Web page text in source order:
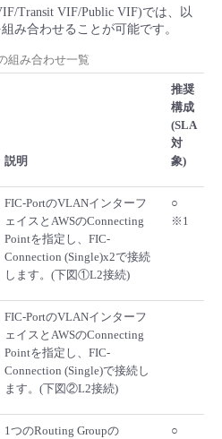
Transit VIF/Public VIF)では、以
み合わせることが可能です。
組み合わせ一覧
説明
推奨
構成
(SLA
対
象)
FIC-PortのVLANインターフ
ェイスとAWSのConnecting
Pointを指定し、FIC-
Connection (Single)x2で接続
します。(下図①L2接続)
○
※1
FIC-PortのVLANインターフ
ェイスとAWSのConnecting
Pointを指定し、FIC-
Connection (Single)で接続し
ます。(下図②L2接続)
1つのRouting Groupの
○